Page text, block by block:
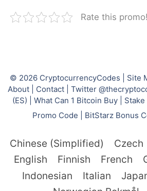
Rate this promo!
© 2026 CryptocurrencyCodes Site
About
Contact Twitter
(ES)
What Can 1 Bitcoin Buy
Promo Code
BitStarz Bonus
Chinese (Simplified) Czech
English
Finnish French
Indonesian
Italian